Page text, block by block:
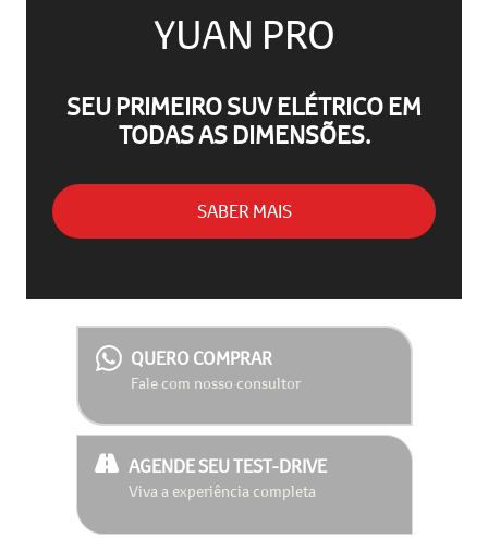
YUAN PRO
SEU PRIMEIRO SUV ELÉTRICO EM
TODAS AS DIMENSÕES.
SABER MAIS
QUERO COMPRAR
Fale com nosso consultor
AGENDE SEU TEST-DRIVE
Viva a experiência completa